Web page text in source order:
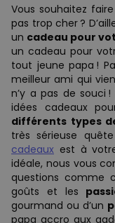
Vous souhaitez
pas trop cher ?
un cadeau pour
un cadeau pour
tout jeune papa !
meilleur ami qui
n’y a pas de souci
idées cadeaux
différents types
très sérieuse
cadeaux est à
idéale, nous vous
questions comme
goûts et les
gourmand ou d’un
papa accro aux